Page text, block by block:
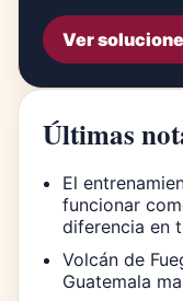
Ver
Últimas
El
funcionar
diferencia en
Volcán de
Guatemala